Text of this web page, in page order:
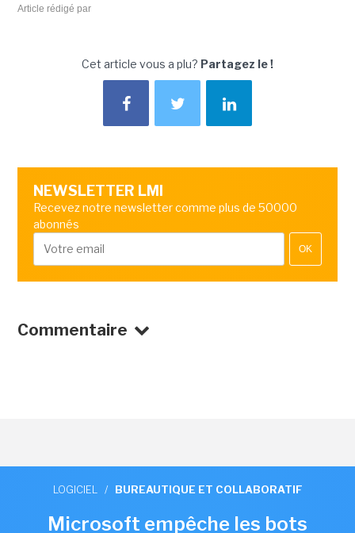
Article rédigé par
Cet article vous a plu? Partagez le !
NEWSLETTER LMI
Recevez notre newsletter comme plus de 50000
abonnés
OK
Commentaire
LOGICIEL / BUREAUTIQUE ET COLLABORATIF
Microsoft empêche les bots